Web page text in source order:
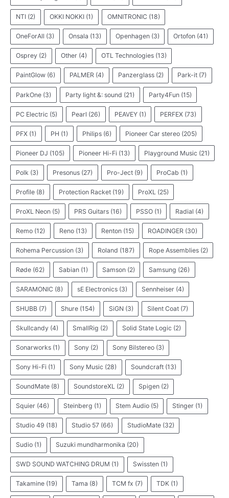
NTI (2) OKKI NOKKI (1) OMNITRONIC (18)
OneForAll (3) Onsala (13) Openhagen (3) Ortofon (41)
Osprey (2) Other (4) OTL Technologies (13)
PaintGlow (6) PALMER (4) Panzerglass (2) Park-it (7)
ParkOne (3) Party light &: sound (21) Party4Fun (15)
PC Electric (5) Pearl (26) PEAVEY (1) PERFEX (73)
PFX (1) PH (1) Philips (6) Pioneer Car stereo (205)
Pioneer DJ (105) Pioneer Hi-Fi (13) Playground Music (21)
Polk (3) Presonus (27) Pro-Ject (9) ProCab (1)
Profile (8) Protection Racket (19) ProXL (25)
ProXL Neon (5) PRS Guitars (16) PSSO (1) Radial (4)
Remo (12) Reno (13) Renton (15) ROADINGER (30)
Rohema Percussion (3) Roland (187) Rope Assemblies (2)
Røde (62) Sabian (1) Samson (2) Samsung (26)
SARAMONIC (8) sE Electronics (3) Sennheiser (4)
SHUBB (7) Shure (154) SiGN (3) Silent Coat (7)
Skullcandy (4) SmallRig (2) Solid State Logic (2)
Sonarworks (1) Sony (2) Sony Bilstereo (3)
Sony Hi-Fi (1) Sony Music (28) Soundcraft (13)
SoundMate (8) SoundstoreXL (2) Spigen (2)
Squier (46) Steinberg (1) Stem Audio (5) Stinger (1)
Studio 49 (18) Studio 57 (66) StudioMate (32)
Sudio (1) Suzuki mundharmonika (20)
SWD SOUND WATCHING DRUM (1) Swissten (1)
Takamine (19) Tama (8) TCM fx (7) TDK (1)